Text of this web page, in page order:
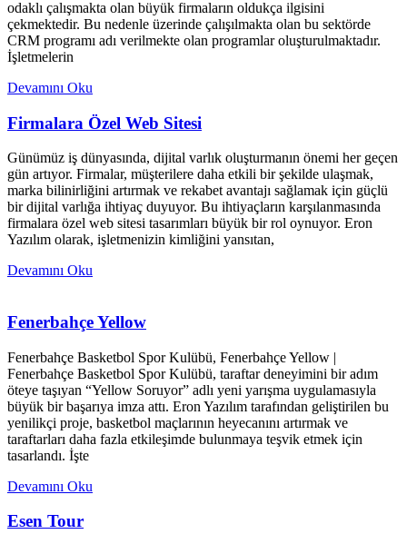
odaklı çalışmakta olan büyük firmaların oldukça ilgisini
çekmektedir. Bu nedenle üzerinde çalışılmakta olan bu sektörde
CRM programı adı verilmekte olan programlar oluşturulmaktadır.
İşletmelerin
Devamını Oku
Firmalara Özel Web Sitesi
Günümüz iş dünyasında, dijital varlık oluşturmanın önemi her geçen
gün artıyor. Firmalar, müşterilere daha etkili bir şekilde ulaşmak,
marka bilinirliğini artırmak ve rekabet avantajı sağlamak için güçlü
bir dijital varlığa ihtiyaç duyuyor. Bu ihtiyaçların karşılanmasında
firmalara özel web sitesi tasarımları büyük bir rol oynuyor. Eron
Yazılım olarak, işletmenizin kimliğini yansıtan,
Devamını Oku
Fenerbahçe Yellow
Fenerbahçe Basketbol Spor Kulübü, Fenerbahçe Yellow |
Fenerbahçe Basketbol Spor Kulübü, taraftar deneyimini bir adım
öteye taşıyan “Yellow Soruyor” adlı yeni yarışma uygulamasıyla
büyük bir başarıya imza attı. Eron Yazılım tarafından geliştirilen bu
yenilikçi proje, basketbol maçlarının heyecanını artırmak ve
taraftarları daha fazla etkileşimde bulunmaya teşvik etmek için
tasarlandı. İşte
Devamını Oku
Esen Tour